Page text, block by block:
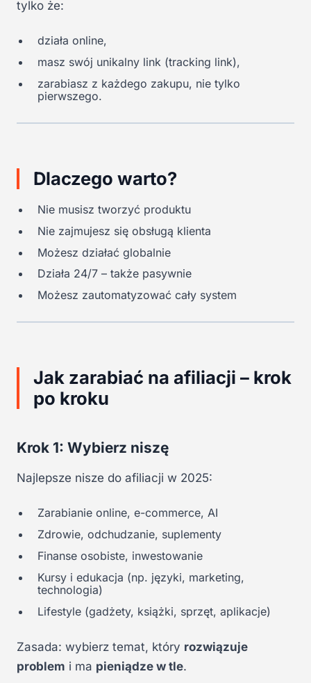
tylko że:
działa online,
masz swój unikalny link (tracking link),
zarabiasz z każdego zakupu, nie tylko
pierwszego.
Dlaczego warto?
Nie musisz tworzyć produktu
Nie zajmujesz się obsługą klienta
Możesz działać globalnie
Działa 24/7 – także pasywnie
Możesz zautomatyzować cały system
Jak zarabiać na afiliacji – krok
po kroku
Krok 1: Wybierz niszę
Najlepsze nisze do afiliacji w 2025:
Zarabianie online, e-commerce, AI
Zdrowie, odchudzanie, suplementy
Finanse osobiste, inwestowanie
Kursy i edukacja (np. języki, marketing,
technologia)
Lifestyle (gadżety, książki, sprzęt, aplikacje)
Zasada: wybierz temat, który rozwiązuje
problem i ma pieniądze w tle.